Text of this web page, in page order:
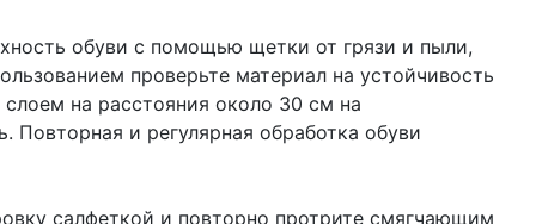
обуви с помощью щетки от грязи и пыли,
проверьте материал на устойчивость
на расстояния около 30 см на
и регулярная обработка обуви
салфеткой и повторно протрите смягчающим